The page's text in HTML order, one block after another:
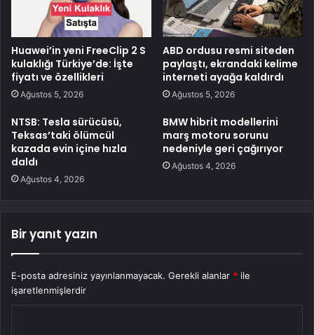
Huawei’in yeni FreeClip 2 S
kulaklığı Türkiye’de: İşte
fiyatı ve özellikleri
Ağustos 5, 2026
ABD ordusu resmi siteden
paylaştı, ekrandaki kelime
interneti ayağa kaldırdı
Ağustos 5, 2026
NTSB: Tesla sürücüsü,
Teksas’taki ölümcül
kazada evin içine hızla
daldı
Ağustos 4, 2026
BMW hibrit modellerini
marş motoru sorunu
nedeniyle geri çağırıyor
Ağustos 4, 2026
Bir yanıt yazın
E-posta adresiniz yayınlanmayacak. Gerekli alanlar * ile
işaretlenmişlerdir